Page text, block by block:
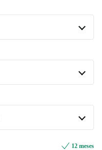
+170,01 €
+27,01 €
+58,01 €
12 meses